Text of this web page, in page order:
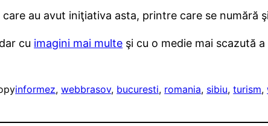
care au avut iniţiativa asta, printre care se numără
dar cu imagini mai multe şi cu o medie mai scazută
informez, webbrasov, bucuresti, romania, sibiu, turism,